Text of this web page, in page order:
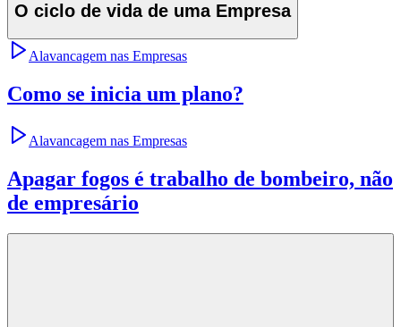
O ciclo de vida de uma Empresa
Alavancagem nas Empresas
Como se inicia um plano?
Alavancagem nas Empresas
Apagar fogos é trabalho de bombeiro, não
de empresário